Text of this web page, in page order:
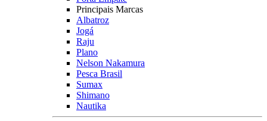
Principais Marcas
Albatroz
Jogá
Raju
Plano
Nelson Nakamura
Pesca Brasil
Sumax
Shimano
Nautika